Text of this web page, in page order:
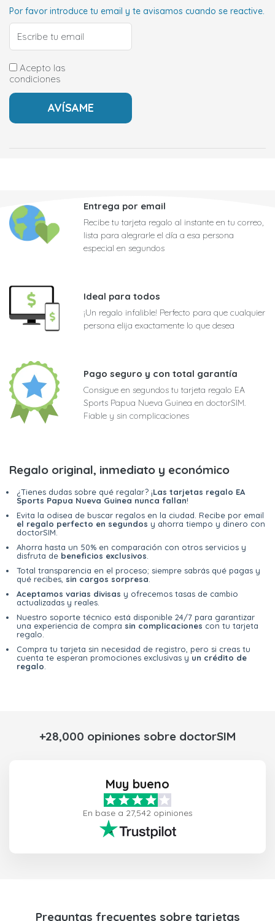
Por favor introduce tu email y te avisamos cuando se reactive.
Acepto las
condiciones
Entrega por email
Recibe tu tarjeta regalo al instante en tu correo,
lista para alegrarle el día a esa persona
especial en segundos
Ideal para todos
¡Un regalo infalible! Perfecto para que cualquier
persona elija exactamente lo que desea
Pago seguro y con total garantía
Consigue en segundos tu tarjeta regalo EA
Sports Papua Nueva Guinea en doctorSIM.
Fiable y sin complicaciones
Regalo original, inmediato y económico
¿Tienes dudas sobre qué regalar? ¡Las tarjetas regalo EA
Sports Papua Nueva Guinea nunca fallan!
Evita la odisea de buscar regalos en la ciudad. Recibe por email
el regalo perfecto en segundos y ahorra tiempo y dinero con
doctorSIM.
Ahorra hasta un 50% en comparación con otros servicios y
disfruta de beneficios exclusivos
Total transparencia en el proceso; siempre sabrás qué pagas y
qué recibes, sin cargos sorpresa
Aceptamos varias divisas y ofrecemos tasas de cambio
actualizadas y reales.
Nuestro soporte técnico está disponible 24/7 para garantizar
una experiencia de compra sin complicaciones con tu tarjeta
regalo.
Compra tu tarjeta sin necesidad de registro, pero si creas tu
cuenta te esperan promociones exclusivas y un crédito de
regalo
+28,000 opiniones sobre doctorSIM
Muy bueno
En base a 27,542 opiniones
Preguntas frecuentes sobre tarjetas